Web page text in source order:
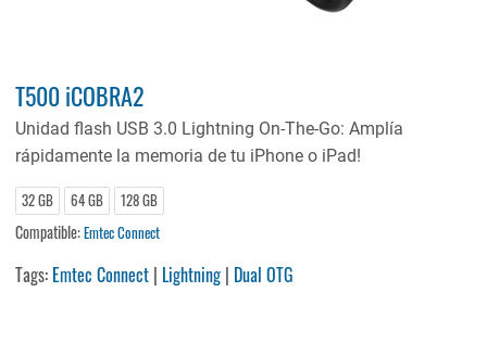
T500 iCOBRA2
Unidad flash USB 3.0 Lightning On-The-Go: Amplía
rápidamente la memoria de tu iPhone o iPad!
32 GB 64 GB 128 GB
Compatible:Emtec Connect
Tags: Emtec Connect | Lightning | Dual OTG